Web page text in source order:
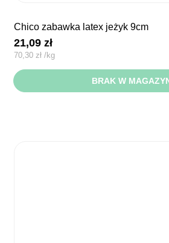
chico zabawka latex jeżyk 9cm
21,09zł
70,30zł /kg
BRAK W